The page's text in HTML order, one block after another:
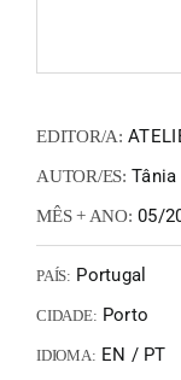
EDITOR/A:
AUTOR/ES:
MÊS + ANO: 05/
PAÍS: Portugal
CIDADE: Porto
IDIOMA: EN / PT